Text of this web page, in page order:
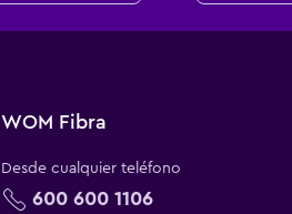
WOM Fibra
Desde cualquier teléfono
600 600 1106